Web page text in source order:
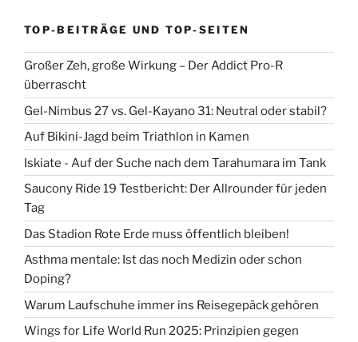
TOP-BEITRÄGE UND TOP-SEITEN
Großer Zeh, große Wirkung – Der Addict Pro-R
überrascht
Gel-Nimbus 27 vs. Gel-Kayano 31: Neutral oder stabil?
Auf Bikini-Jagd beim Triathlon in Kamen
Iskiate - Auf der Suche nach dem Tarahumara im Tank
Saucony Ride 19 Testbericht: Der Allrounder für jeden
Tag
Das Stadion Rote Erde muss öffentlich bleiben!
Asthma mentale: Ist das noch Medizin oder schon
Doping?
Warum Laufschuhe immer ins Reisegepäck gehören
Wings for Life World Run 2025: Prinzipien gegen